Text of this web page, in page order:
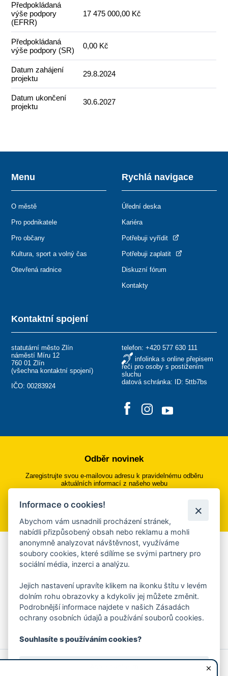
Předpokládaná
výše podpory
(EFRR)
17 475 000,00 Kč
Předpokládaná
výše podpory (SR)
0,00 Kč
Datum zahájení
projektu
29.8.2024
Datum ukončení
projektu
30.6.2027
Kontaktní spojení
statutární město Zlín
náměstí Míru 12
760 01 Zlín
(všechna kontaktní spojení)
IČO: 00283924
telefon: +420 577 630 111
infolinka s online přepisem
řeči pro osoby s postižením
sluchu
datová schránka: ID: 5ttb7bs
Menu
O městě
Pro podnikatele
Pro občany
Kultura, sport a volný čas
Otevřená radnice
Rychlá navigace
Úřední deska
Kariéra
Potřebuji vyřídit
Potřebuji zaplatit
Diskuzní fórum
Kontakty
Odběr novinek
Zaregistrujte svou e-mailovou adresu k pravidelnému odběru
aktuálních informací z našeho webu
Přihlásit se k odběru
Aplikace Mobilní rozhlas
Chcete dostávat do svého mobilu či mailu upozornění na
ankety, pozvánky na kulturní a sportovní akce?
Více informací o aplikaci
© 2026 Magistrát města Zlína
Prohlášení o používání cookies
Informace o cookies!
Abychom vám usnadnili procházení stránek,
nabídli přizpůsobený obsah nebo reklamu a mohli
anonymně analyzovat návštěvnost, využíváme
soubory cookies, které sdílíme se svými partnery pro
sociální média, inzerci a analýzu.
Jejich nastavení upravíte klikem na ikonku štítu v levém
dolním rohu obrazovky a kdykoliv jej můžete změnit.
Podrobnější informace najdete v našich Zásadách
ochrany osobních údajů a používání souborů cookies.
Souhlasíte s používáním cookies?